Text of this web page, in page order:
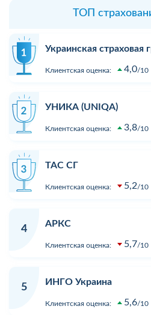
ТОП
Украинская страховая
Клиентская оценка: 4,0 10
УНИКА (UNIQA)
Клиентская оценка: 3,8 10
ТАС СГ
Клиентская оценка: 5,2 10
4
АРКС
Клиентская оценка: 5,7 10
5
ИНГО Украина
Клиентская оценка: 5,6 10